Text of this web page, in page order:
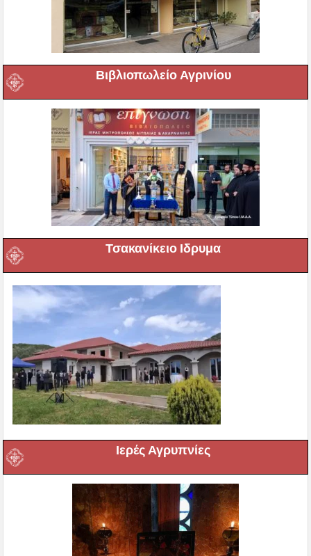
Βιβλιοπωλείο Αγρινίου
Τσακανίκειο Ιδρυμα
Ιερές Αγρυπνίες